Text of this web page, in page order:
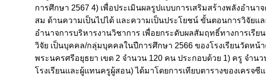
การศึกษา 2567 4) เพื่อประเมินผลรูปแบบการเสริมสร้างพลังอำน
สม ด้านความเป็นไปได้ และความเป็นประโยชน์ ขั้นตอนการวิจัย
อำนาจการบริหารงานวิชาการ เพื่อยกระดับผลสัมฤทธิ์ทางการเรี
วิจัย เป็นบุคคล/กลุ่มบุคคลในปีการศึกษา 2566 ของโรงเรียนวัดห
พระนครศรีอยุธยา เขต 2 จำนวน 120 คน ประกอบด้วย 1) ครู จำ
โรงเรียนและผู้แทนครูผู้สอน) ได้มาโดยการเทียบตารางของเครจ